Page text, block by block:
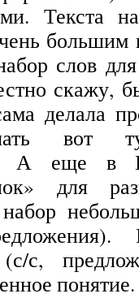
Текста
слов
скажу,
делала
вот
А еще в
для
(с/с,